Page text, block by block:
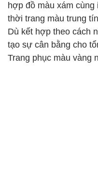
hợp đồ màu xám cùng
thời trang màu trung
Dù kết hợp theo cách
tạo sự cân bằng cho
Trang phục màu vàng